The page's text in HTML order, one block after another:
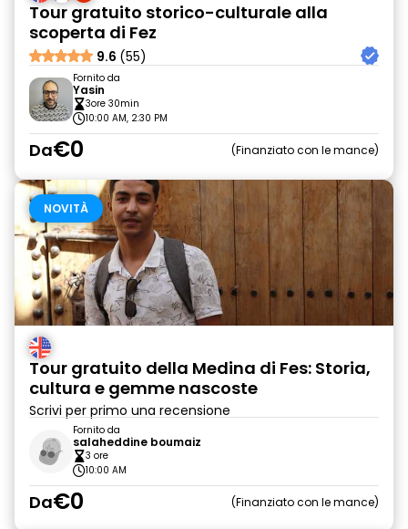
Tour gratuito storico-culturale alla
scoperta di Fez
9.6 (55)
Fornito da
Yasin
3ore 30min
10:00 AM, 2:30 PM
Da€0 Finanziato con le mance
NOVITÀ
Tour gratuito della Medina di Fes: Storia,
cultura e gemme nascoste
Scrivi per primo una recensione
Fornito da
salaheddine boumaiz
3 ore
10:00 AM
Da€0 Finanziato con le mance